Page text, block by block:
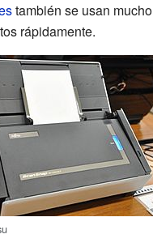
también se usan
rápidamente.